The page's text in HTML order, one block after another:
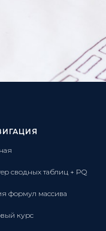
сводных таблиц + PQ
формул массива
курс